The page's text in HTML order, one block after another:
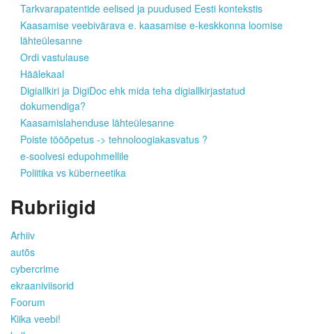
Tarkvarapatentide eelised ja puudused Eesti kontekstis
Kaasamise veebivärava e. kaasamise e-keskkonna loomise
lähteülesanne
Ordi vastulause
Häälekaal
Digiallkiri ja DigiDoc ehk mida teha digiallkirjastatud
dokumendiga?
Kaasamislahenduse lähteülesanne
Poiste tööõpetus -> tehnoloogiakasvatus ?
e-soolvesi edupohmellile
Poliitika vs küberneetika
Rubriigid
Arhiiv
autõs
cybercrime
ekraaniviisorid
Foorum
Kiika veebi!